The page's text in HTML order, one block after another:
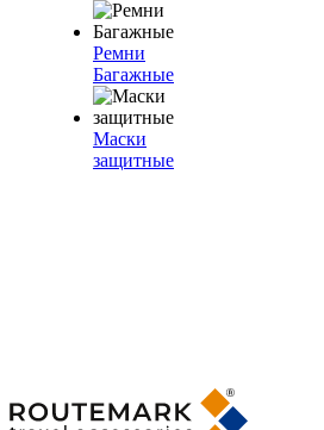
Ремни
Багажные
Маски
защитные